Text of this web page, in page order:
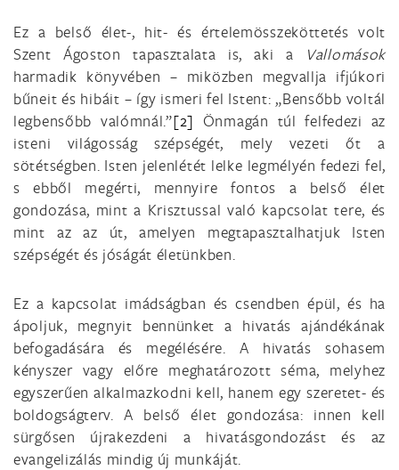
Ez a belső élet-, hit- és értelemösszeköttetés volt
Szent Ágoston tapasztalata is, aki a
Vallomások
harmadik könyvében – miközben megvallja ifjúkori
bűneit és hibáit – így ismeri fel Istent: „Bensőbb voltál
legbensőbb valómnál.”[2] Önmagán túl felfedezi az
isteni világosság szépségét, mely vezeti őt a
sötétségben. Isten jelenlétét lelke legmélyén fedezi fel,
s ebből megérti, mennyire fontos a belső élet
gondozása, mint a Krisztussal való kapcsolat tere, és
mint az az út, amelyen megtapasztalhatjuk Isten
szépségét és jóságát életünkben.
Ez a kapcsolat imádságban és csendben épül, és ha
ápoljuk, megnyit bennünket a hivatás ajándékának
befogadására és megélésére. A hivatás sohasem
kényszer vagy előre meghatározott séma, melyhez
egyszerűen alkalmazkodni kell, hanem egy szeretet- és
boldogságterv. A belső élet gondozása: innen kell
sürgősen újrakezdeni a hivatásgondozást és az
evangelizálás mindig új munkáját.